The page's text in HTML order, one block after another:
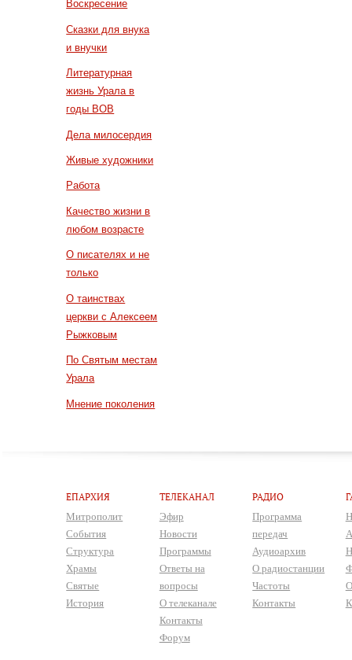
Воскресение
Сказки для внука
и внучки
Литературная
жизнь Урала в
годы ВОВ
Дела милосердия
Живые художники
Работа
Качество жизни в
любом возрасте
О писателях и не
только
О таинствах
церкви с Алексеем
Рыжковым
По Святым местам
Урала
Мнение поколения
ЕПАРХИЯ
Митрополит
События
Структура
Храмы
Святые
История
ТЕЛЕКАНАЛ
Эфир
Новости
Программы
Ответы на
вопросы
О телеканале
Контакты
Форум
РАДИО
Программа
передач
Аудиоархив
О радиостанции
Частоты
Контакты